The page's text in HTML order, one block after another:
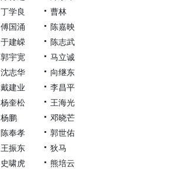
丁学良
曹林
傅国涌
陈嘉映
于建嵘
陈志武
郭宇宽
马立诚
沈志华
向继东
戴建业
李昌平
杨奎松
王海光
杨鹏
邓晓芒
陈奉孝
郭世佑
王振东
狄马
史啸虎
熊培云